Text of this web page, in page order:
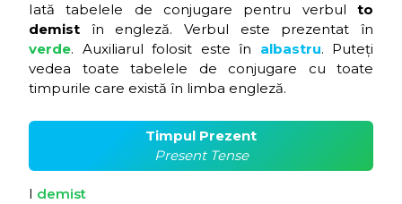
Iată tabelele de conjugare pentru verbul to
demist în engleză. Verbul este prezentat în
verde. Auxiliarul folosit este în albastru. Puteți
vedea toate tabelele de conjugare cu toate
timpurile care există în limba engleză.
Timpul Prezent
Present Tense
I demist